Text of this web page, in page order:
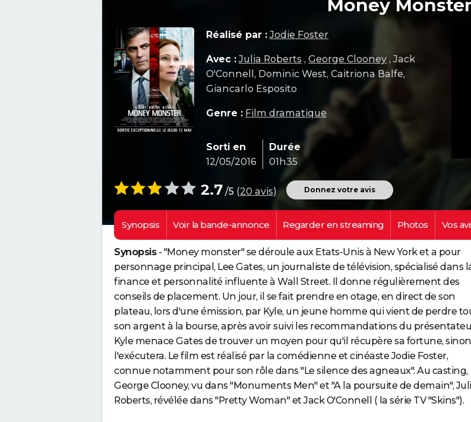
Money Monster
Réalisé par : Jodie Foster
Avec : Julia Roberts , George Clooney , Jack
O'Connell, Dominic West, Caitriona Balfe,
Giancarlo Esposito
Genre : Film dramatique
Sorti en
12/05/2016
Durée
01h35
2.7 /5 (20 avis) Donnez votre avis
Synopsis Voir la bande-annonce Regarder enstreaming Photos Vos
Synopsis- "Money monster" se déroule aux Etats-Unis à New York et a pour
personnage principal, Lee Gates, un journaliste de télévision, spécialisé dans
finance et personnalité influente à Wall Street. Il donne régulièrement des
conseils de placement. Un jour, il se fait prendre en otage, en direct de son
plateau, lors d'une émission, par Kyle, un jeune homme qui vient de perdre
son argent à la bourse, après avoir suivi les recommandations du
Kyle menace Gates de trouver un moyen pour qu'il récupère sa fortune, sinon
l'exécutera. Le film est réalisé par la comédienne et cinéaste Jodie Foster,
connue notamment pour son rôle dans "Le silence des agneaux". Au casting,
George Clooney, vu dans "Monuments Men" et "A la poursuite de demain",
Roberts, révélée dans "Pretty Woman" et Jack O'Connell ( la série TV "Skins").